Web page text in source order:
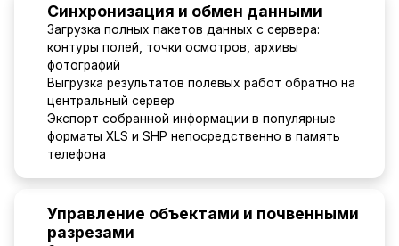
Синхронизация и обмен данными
Загрузка полных пакетов данных с сервера:
контуры полей, точки осмотров, архивы
фотографий
Выгрузка результатов полевых работ обратно на
центральный сервер
Экспорт собранной информации в популярные
форматы XLS и SHP непосредственно в память
телефона
Управление объектами и почвенными
разрезами